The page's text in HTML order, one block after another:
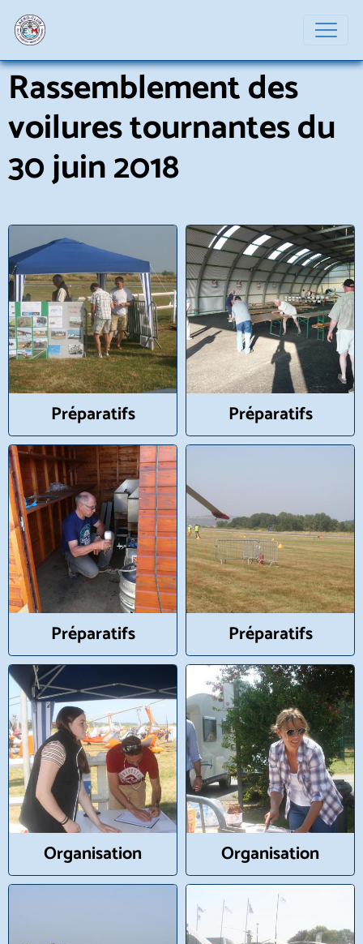
Rassemblement des
voilures tournantes du
30 juin 2018
Préparatifs Préparatifs
Préparatifs Préparatifs
Organisation Organisation